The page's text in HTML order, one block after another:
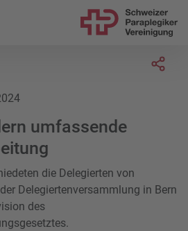
umfassende
die Delegierten von
Delegiertenversammlung in Bern
des